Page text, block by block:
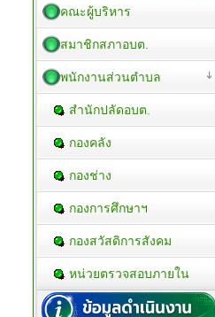
คณะผู้บริหาร
สมาชิกสภาอบต.
พนักงานส่วนตำบล
สำนักปลัดอบต.
กองคลัง
กองช่าง
กองการศึกษาฯ
กองสวัสดิการสังคม
หน่วยตรวจสอบภายใน